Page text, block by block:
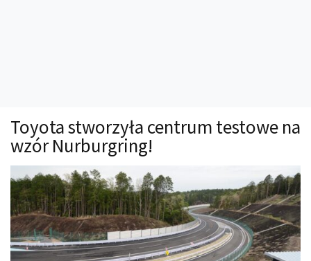
Technika jazdy
Oświetlenie
Kalkulatory
Przelicznik mocy
Auto z niemiec
Galerie
Toyota stworzyła centrum testowe na
wzór Nurburgring!